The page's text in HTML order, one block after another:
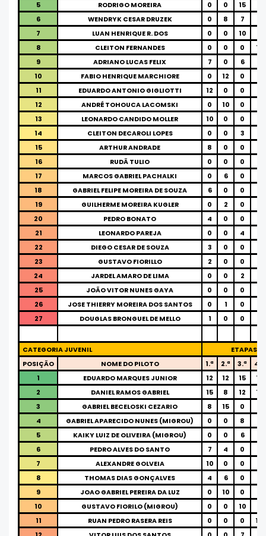
5
RODRIGO MOREIRA 0 0 15
6
WENDRYK CESAR DRUZEK 0 8 7
7
LUAN HENRIQUE R. DOS 0 0 10
8
CLEITON FERNANDES 0 0 0
15
9
ADRIANO LUCAS FELIX 7 0 6
10
FABIO HENRIQUE MARCHIORE 0 12 0
11
EDUARDO ANTONIO GIGLIOTTI 12 0 0
12
ANDRÉ TOHOUCA LACOMSKI 0 10 0
13
LEONARDO CANDIDO MOLLER 10 0 0
14
CLEITON DECAROLI LOPES 0 0 3
15
ARTHUR ANDRADE 8 0 0
16
RUDÃ TULIO 0 0 0
17
MARCOS GABRIEL PACHALKI 0 6 0
18
GABRIEL FELIPE MOREIRA DE SOUZA 6 0 0
19
GUILHERME MOREIRA KUGLER 0 2 0
20
PEDRO BONATO 4 0 0
21
LEONARDO PAREJA 0 0 4
22
DIEGO CESAR DE SOUZA 3 0 0
23
GUSTAVO FIORILLO 2 0 0
24
JARDEL AMARO DE LIMA 0 0 2
25
JOÃO VITOR NUNES GAYA 0 0 0
26
JOSE THIERRY MOREIRA DOS SANTOS 0 1 0
27
DOUGLAS BRONGUEL DE MELLO 1 0 0
CATEGORIA JUVENIL
ETAPAS
POSIÇÃO
NOME DO PILOTO 1.ª 2.ª 3.ª
4.ª
1
EDUARDO MARQUES JUNIOR 12 12 15
12
2
DANIEL RAMOS GABRIEL 15 8 12
15
3
GABRIEL BECELOSKI CEZARIO 8 15 0
4
GABRIEL APARECIDO NUNES (MIGROU) 0 0 8
5
KAIKY LUIZ DE OLIVEIRA (MIGROU) 0 0 6
6
PEDRO ALVES DO SANTO 7 4 0
7
ALEXANDRE GOLVEIA 10 0 0
8
THOMAS DIAS GONÇALVES 4 6 0
9
JOAO GABRIEL PEREIRA DA LUZ 0 10 0
10
GUSTAVO FIORILO (MIGROU) 0 0 10
11
RUAN PEDRO RASERA REIS 0 0 0
10